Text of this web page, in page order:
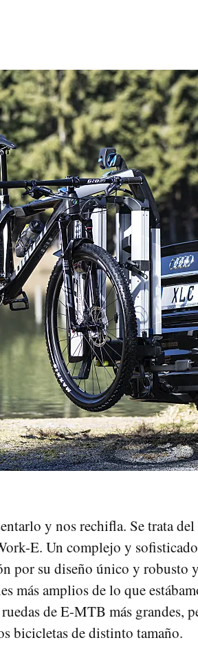
y nos rechifla. Se trata
E. Un complejo y
por su diseño único y
más amplios de lo que
de E-MTB más grandes,
bicicletas de distinto tamaño.